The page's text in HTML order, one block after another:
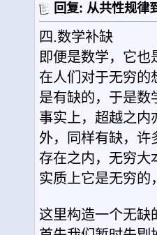
回复: 从共性规律
四.数学补缺
即便是数学，它也
在人们对于无穷的
是有缺的，于是数
事实上，超越之内
外，同样有缺，许
存在之内，无穷大
实质上它是无穷的
这里构造一个无缺